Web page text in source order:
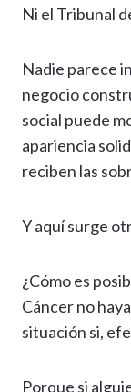
Ni el Tribunal
Nadie parece
negocio
social puede
apariencia
reciben las
Y aquí surge
¿Cómo es
Cáncer no
situación si,
Porque si